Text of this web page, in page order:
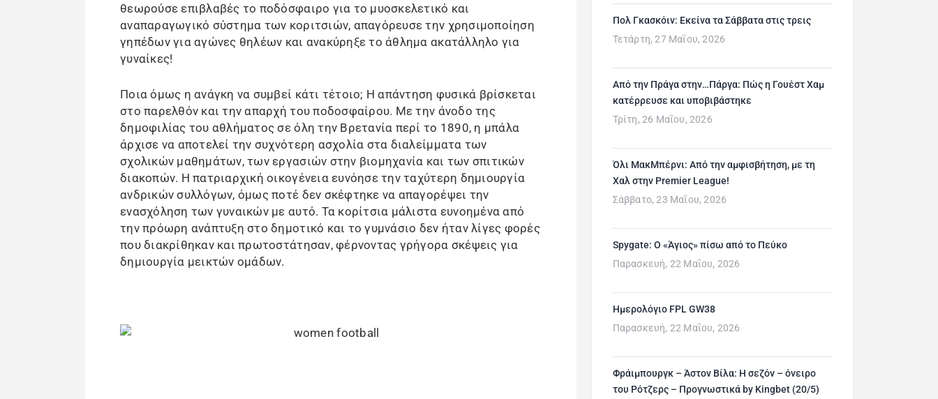
θεωρούσε επιβλαβές το ποδόσφαιρο για το μυοσκελετικό και
αναπαραγωγικό σύστημα των κοριτσιών, απαγόρευσε την χρησιμοποίηση
γηπέδων για αγώνες θηλέων και ανακύρηξε το άθλημα ακατάλληλο για
γυναίκες!
Ποια όμως η ανάγκη να συμβεί κάτι τέτοιο; Η απάντηση φυσικά βρίσκεται
στο παρελθόν και την απαρχή του ποδοσφαίρου. Με την άνοδο της
δημοφιλίας του αθλήματος σε όλη την Βρετανία περί το 1890, η μπάλα
άρχισε να αποτελεί την συχνότερη ασχολία στα διαλείμματα των
σχολικών μαθημάτων, των εργασιών στην βιομηχανία και των σπιτικών
διακοπών. Η πατριαρχική οικογένεια ευνόησε την ταχύτερη δημιουργία
ανδρικών συλλόγων, όμως ποτέ δεν σκέφτηκε να απαγορέψει την
ενασχόληση των γυναικών με αυτό. Τα κορίτσια μάλιστα ευνοημένα από
την πρόωρη ανάπτυξη στο δημοτικό και το γυμνάσιο δεν ήταν λίγες φορές
που διακρίθηκαν και πρωτοστάτησαν, φέρνοντας γρήγορα σκέψεις για
δημιουργία μεικτών ομάδων.
Πολ Γκασκόιν: Εκείνα τα Σάββατα στις τρεις
Τετάρτη, 27 Μαΐου, 2026
Από την Πράγα στην…Πάργα: Πώς η Γουέστ Χαμ
κατέρρευσε και υποβιβάστηκε
Τρίτη, 26 Μαΐου, 2026
Όλι ΜακΜπέρνι: Aπό την αμφισβήτηση, με τη
Χαλ στην Premier League!
Σάββατο, 23 Μαΐου, 2026
Spygate: Ο «Άγιος» πίσω από το Πεύκο
Παρασκευή, 22 Μαΐου, 2026
Ημερολόγιο FPL GW38
Παρασκευή, 22 Μαΐου, 2026
Φράιμπουργκ – Άστον Βίλα: Η σεζόν – όνειρο
του Ρότζερς – Προγνωστικά by Kingbet (20/5)